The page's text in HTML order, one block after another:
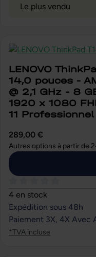
LENOVO
14,0 pouces -
@ 2,1 GHz - 8
1920 x 1080
11 Professionnel
289,00 €
Autres options à partir de
Note moyenne de 0 sur
4 en stock
Expédition sous 48h
Paiement 3X, 4X Avec
*TVA incluse